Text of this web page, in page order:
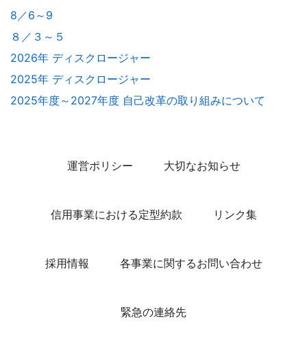
8／6～9
８／３～５
2026年 ディスクロージャー
2025年 ディスクロージャー
2025年度～2027年度 自己改革の取り組みについて
運営ポリシー 大切なお知らせ
信用事業における定型約款 リンク集
採用情報 各事業に関するお問い合わせ
緊急の連絡先